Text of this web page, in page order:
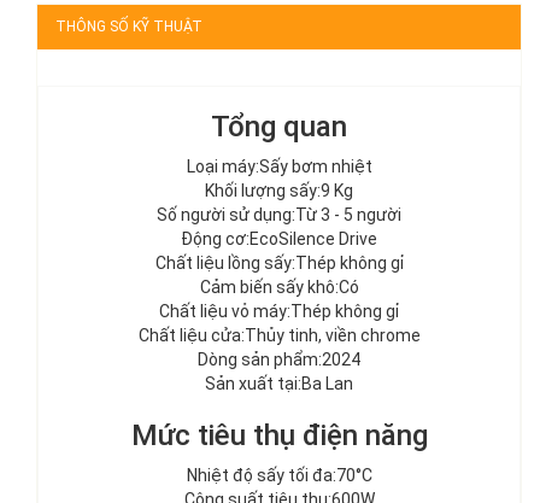
THÔNG SỐ KỸ THUẬT
Tổng quan
Loại máy:Sấy bơm nhiệt
Khối lượng sấy:9 Kg
Số người sử dụng:Từ 3 - 5 người
Động cơ:EcoSilence Drive
Chất liệu lồng sấy:Thép không gỉ
Cảm biến sấy khô:Có
Chất liệu vỏ máy:Thép không gỉ
Chất liệu cửa:Thủy tinh, viền chrome
Dòng sản phẩm:2024
Sản xuất tại:Ba Lan
Mức tiêu thụ điện năng
Nhiệt độ sấy tối đa:70°C